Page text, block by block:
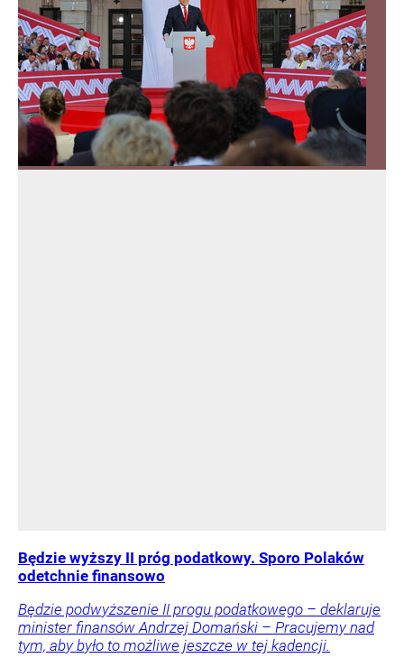
Będzie wyższy II próg podatkowy. Sporo Polaków
odetchnie finansowo
Będzie podwyższenie II progu podatkowego – deklaruje
minister finansów Andrzej Domański – Pracujemy nad
tym, aby było to możliwe jeszcze w tej kadencji.